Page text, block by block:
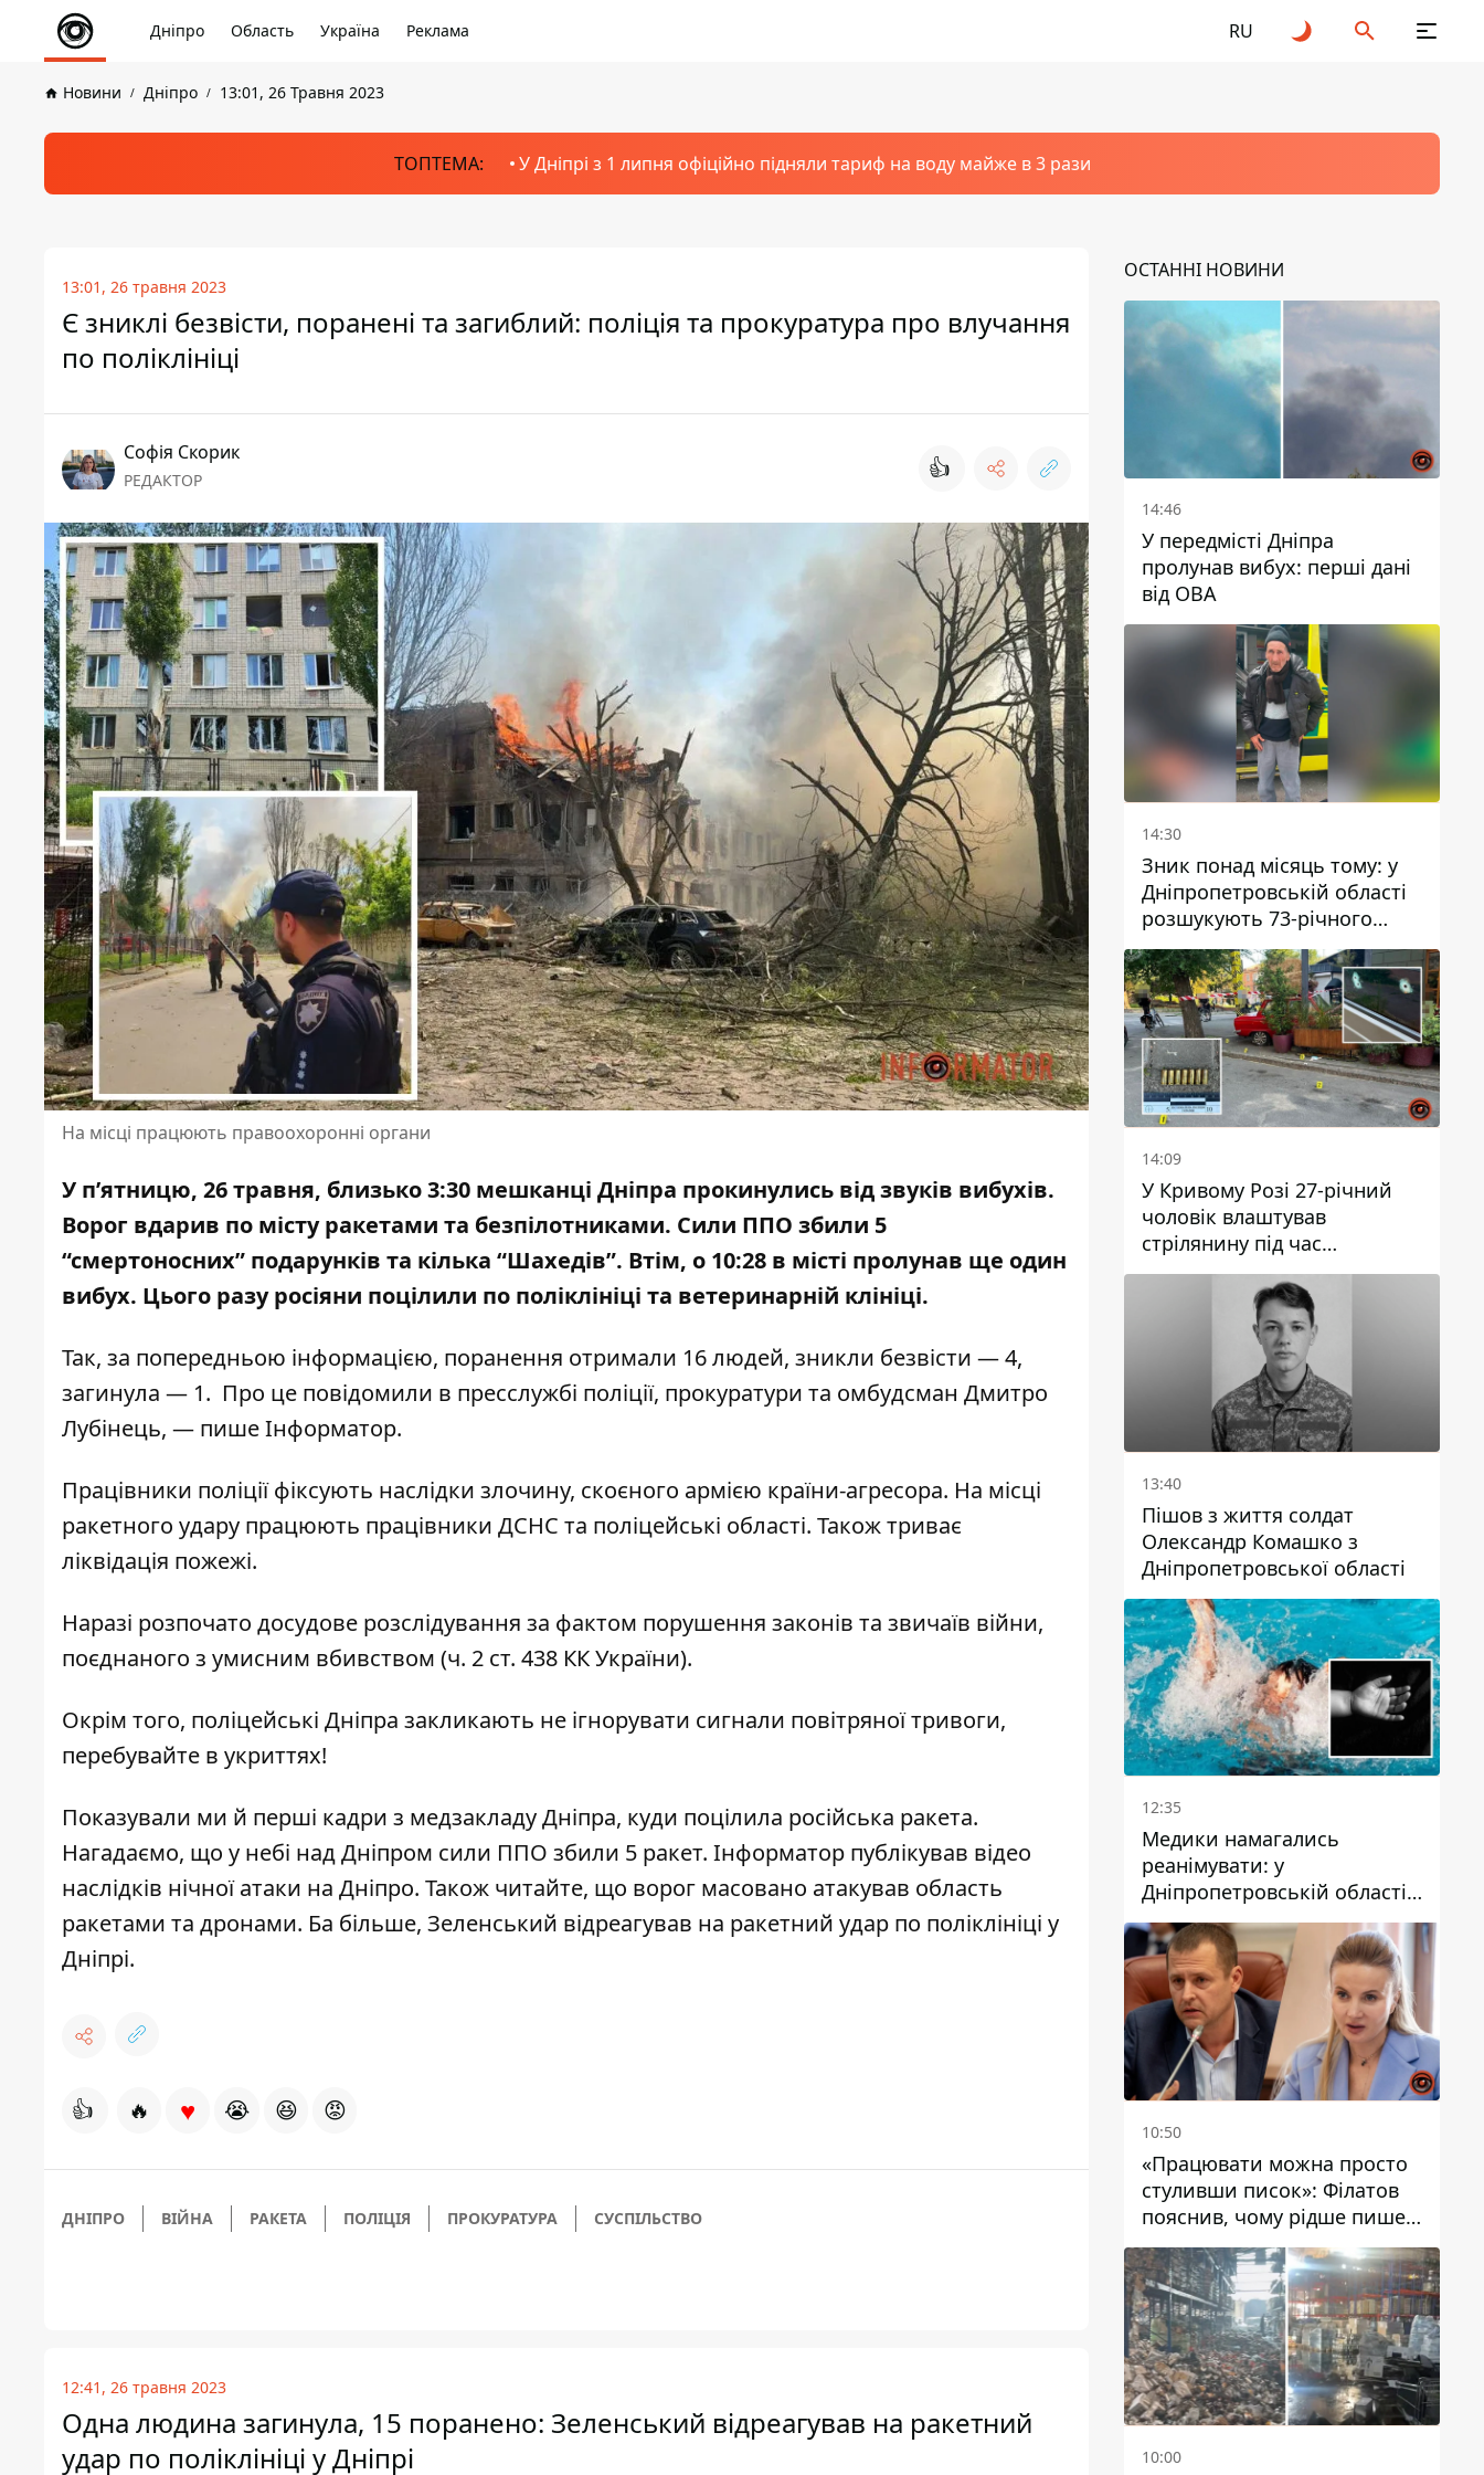
Дніпро Область Україна Реклама RU
Новини Дніпро 13:01, 26 Травня 2023
ТОПТЕМА: У Дніпрі з 1 липня офіційно підняли тариф на воду майже в 3 рази
13:01, 26 травня 2023
Є зниклі безвісти, поранені та загиблий: поліція та прокуратура про влучання
по поліклініці
Софія Скорик
РЕДАКТОР 👍
На місці працюють правоохоронні органи
У п’ятницю, 26 травня, близько 3:30 мешканці Дніпра прокинулись від звуків вибухів.
Ворог вдарив по місту ракетами та безпілотниками. Сили ППО збили 5
“смертоносних” подарунків та кілька “Шахедів”. Втім, о 10:28 в місті пролунав ще один
вибух. Цього разу росіяни поцілили по поліклініці та ветеринарній клініці.
Так, за попередньою інформацією, поранення отримали 16 людей, зникли безвісти — 4,
загинула — 1. Про це повідомили в пресслужбі поліції, прокуратури та омбудсман Дмитро
Лубінець, — пише Інформатор.
Працівники поліції фіксують наслідки злочину, скоєного армією країни-агресора. На місці
ракетного удару працюють працівники ДСНС та поліцейські області. Також триває
ліквідація пожежі.
Наразі розпочато досудове розслідування за фактом порушення законів та звичаїв війни,
поєднаного з умисним вбивством (ч. 2 ст. 438 КК України).
Окрім того, поліцейські Дніпра закликають не ігнорувати сигнали повітряної тривоги,
перебувайте в укриттях!
Показували ми й перші кадри з медзакладу Дніпра, куди поцілила російська ракета.
Нагадаємо, що у небі над Дніпром сили ППО збили 5 ракет. Інформатор публікував відео
наслідків нічної атаки на Дніпро. Також читайте, що ворог масовано атакував область
ракетами та дронами. Ба більше, Зеленський відреагував на ракетний удар по поліклініці у
Дніпрі.
👍 🔥 ♥ 😭 😆 😡
ДНІПРО ВІЙНА РАКЕТА ПОЛІЦІЯ ПРОКУРАТУРА СУСПІЛЬСТВО
12:41, 26 травня 2023
Одна людина загинула, 15 поранено: Зеленський відреагував на ракетний
удар по поліклініці у Дніпрі
ОСТАННІ НОВИНИ
14:46
У передмісті Дніпра
пролунав вибух: перші дані
від ОВА
14:30
Зник понад місяць тому: у
Дніпропетровській області
розшукують 73-річного
чоловіка
14:09
У Кривому Розі 27-річний
чоловік влаштував
стрілянину під час
конфлікту: є поранений
13:40
Пішов з життя солдат
Олександр Комашко з
Дніпропетровської області
12:35
Медики намагались
реанімувати: у
Дніпропетровській області
дворічний хлопчик потонув
у басейні
10:50
«Працювати можна просто
стуливши писок»: Філатов
пояснив, чому рідше пише у
соцмережах та
розкритикував медійність
чиновників
10:00